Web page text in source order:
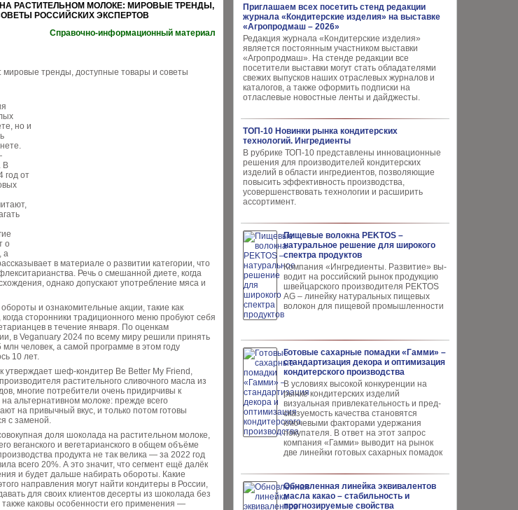
Приглашаем всех посетить стенд редакции
журнала «Кондитерские изделия» на выставке
«Агропродмаш – 2026»
Редакция журнала «Кондитерские изделия»
является постоянным участником выставки
«Агропродмаш». На стенде редакции все
посетители выставки могут стать обладателями
свежих выпусков наших отраслевых журналов и
каталогов, а также оформить подписки на
отласлевые новостные ленты и дайджесты.
ТОП-10 Новинки рынка кондитерских
технологий. Ингредиенты
В рубрике ТОП-10 представлены инновационные
решения для производителей кондитерских
изделий в области ингредиентов, позволяющие
повысить эффективность производства,
усовершенствовать технологии и расширить
ассортимент.
Пищевые волокна PEKTOS –
натуральное решение для широкого
спектра продуктов
Компания «Ингредиенты. Развитие» вы­
водит на российский рынок продукцию
швей­царского производителя PEKTOS
AG – ли­нейку натуральных пищевых
волокон для пи­щевой промышленности
Готовые сахарные помадки «Гамми» –
стандартизация декора и оптимизация
кондитерского производства
В условиях высокой кон­куренции на
рынке конди­терских изделий
визуальная привлекательность и пред­
сказуемость качества ста­новятся
ключевыми факто­рами удержания
покупателя. В ответ на этот запрос
компания «Гамми» выводит на рынок
две линейки готовых сахарных помадок
Обновленная линейка эквивалентов
масла какао – стабильность и
прогнозируемые свойства
РАСТИТЕЛЬНОМ МОЛОКЕ: МИРОВЫЕ ТРЕНДЫ,
РОССИЙСКИХ ЭКСПЕРТОВ
Справочно-информационный материал
мировые тренды, доступные товары и советы
но и
В
год от
о
а
в материале о развитии категории, что
Речь о смешанной диете, когда
однако допускают употребление мяса и
и ознакомительные акции, такие как
когда сторонники традиционного меню пробуют себя
в течение января. По оценкам
в Veganuary 2024 по всему миру решили принять
млн человек, а самой программе в этом году
10 лет.
утверждает шеф-кондитер Be Better My Friend,
растительного сливочного масла из
многие потребители очень придирчивы к
альтернативном молоке: прежде всего
на привычный вкус, и только потом готовы
с заменой.
доля шоколада на растительном молоке,
веганского и вегетарианского в общем объёме
продукта не так велика — за 2022 год
всего 20%. А это значит, что сегмент ещё далёк
и будет дальше набирать обороты. Какие
направления могут найти кондитеры в России,
для своих клиентов десерты из шоколада без
также каковы особенности его применения —